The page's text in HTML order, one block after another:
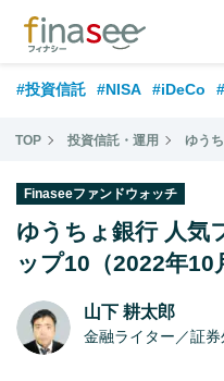
#投資信託 #NISA #iDeCo
#相談事例 #相続・贈与 #FP
#老後 #海外
#フィナンシャル・ウェルビー
#60代
TOP 投資信託・運用 ゆう
Finaseeファンドウォッチ
ゆうちょ銀行 人気
ップ10（2022年10
山下 耕太郎
金融ライター／証